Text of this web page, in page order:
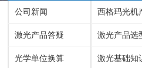
公司新闻 西格玛光机
激光产品答疑 激光产品选
光学单位换算 激光基础知